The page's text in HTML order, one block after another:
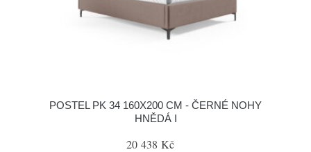
POSTEL PK 34 160X200 CM - ČERNÉ NOHY
HNĚDÁ I
20 438 Kč